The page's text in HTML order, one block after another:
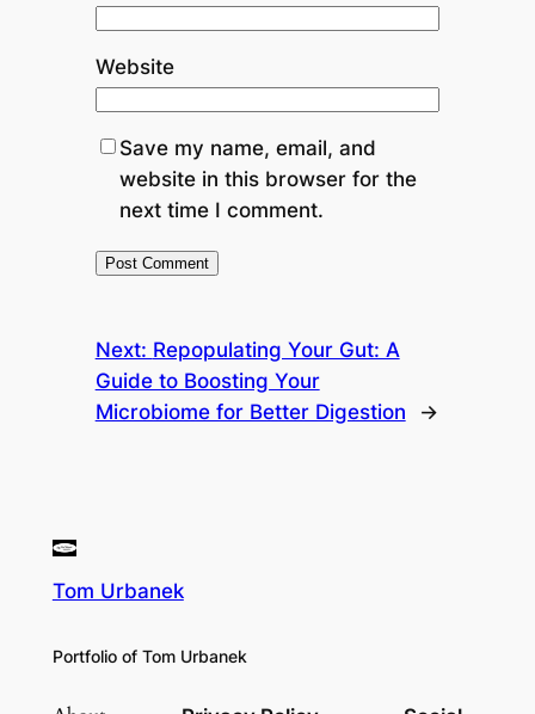
Website
Save my name, email, and
website in this browser for the
next time I comment.
Next: Repopulating Your Gut: A
Guide to Boosting Your
Microbiome for Better Digestion
→
Tom Urbanek
Portfolio of Tom Urbanek